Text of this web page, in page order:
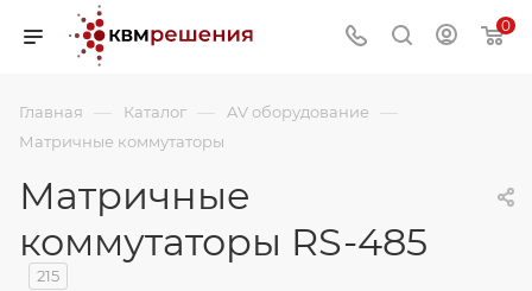
0
Главная — Каталог — AV оборудование —
Матричные коммутаторы
Матричные
коммутаторы RS-485
215